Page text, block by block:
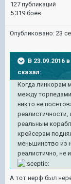
127 публикаций
5 319 боёв
Опубликовано: 23
В 23.09.2016
сказал:
Когда линкорам
между
никто не
реальным
крейсерам
меньшинство из
реалистично, не
А тот нерф был